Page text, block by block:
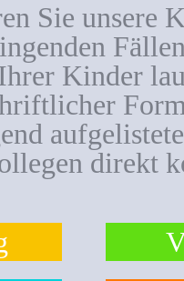
Sie unsere
Kinder
direkt